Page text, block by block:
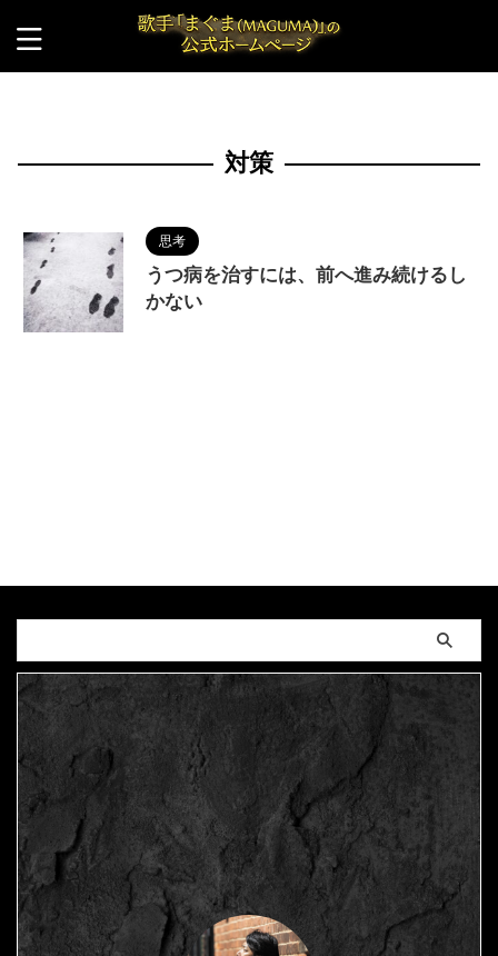
対策
思考
うつ病を治すには、前へ進み続けるし
かない